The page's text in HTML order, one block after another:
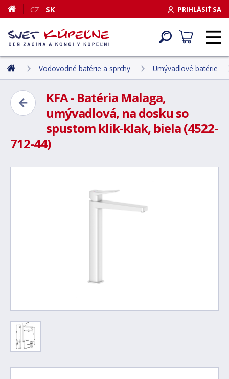
PRIHLÁSIŤ SA
CZ SK
Vodovodné batérie a sprchy Umývadlové batérie
KFA - Batéria Malaga,
umývadlová, na dosku so
spustom klik-klak, biela (4522-
712-44)